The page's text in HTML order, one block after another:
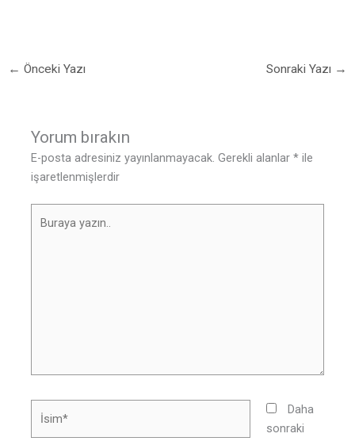
← Önceki Yazı Sonraki Yazı →
Yorum bırakın
E-posta adresiniz yayınlanmayacak. Gerekli alanlar* ile
işaretlenmişlerdir
yazın..
Daha
sonraki